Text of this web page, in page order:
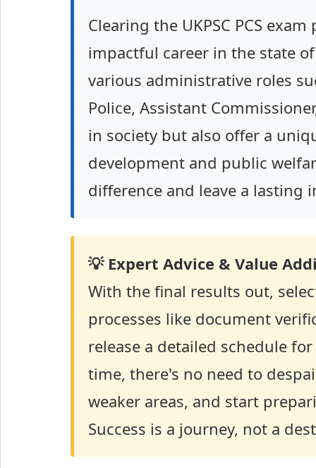
Clearing the UKPSC PCS
impactful career in the state
various administrative roles
Police, Assistant
in society but also offer a
development and public
difference and leave a lasting
💡 Expert Advice & Value
With the final results out,
processes like document
release a detailed schedule
time, there's no need to
weaker areas, and start
Success is a journey, not a